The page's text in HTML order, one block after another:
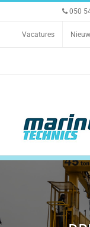
050
Vacatures